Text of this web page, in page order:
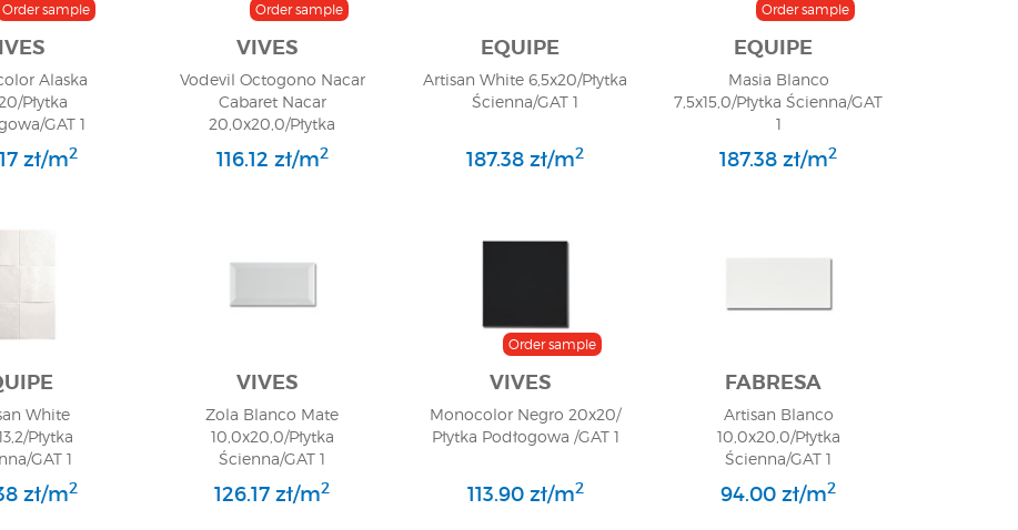
Order sample
Alaska
Płytka
GAT 1
zł/m2
Order sample
VIVES
Vodevil Octogono Nacar
Cabaret Nacar
20,0x20,0/Płytka
Gresowa/GAT 1
116.12 zł/m2
EQUIPE
Artisan White 6,5x20/Płytka
Ścienna/GAT 1
187.38 zł/m2
Order sample
EQUIPE
Masia Blanco
7,5x15,0/Płytka Ścienna/GAT
1
187.38 zł/m2
White
Płytka
GAT 1
zł/m2
VIVES
Zola Blanco Mate
10,0x20,0/Płytka
Ścienna/GAT 1
126.17 zł/m2
Order sample
VIVES
Monocolor Negro 20x20/
Płytka Podłogowa /GAT 1
113.90 zł/m2
FABRESA
Artisan Blanco
10,0x20,0/Płytka
Ścienna/GAT 1
94.00 zł/m2